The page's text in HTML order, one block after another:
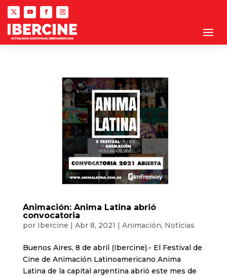
Animación: Anima Latina abrió
convocatoria
por Ibercine | Abr 8, 2021 | Animación, Noticias
Buenos Aires, 8 de abril (Ibercine).- El Festival de
Cine de Animación Latinoamericano Anima
Latina de la capital argentina abrió este mes de